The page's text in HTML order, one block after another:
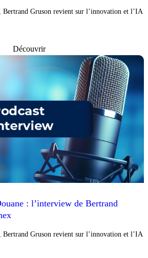
Gruson revient sur l’innovation et l’IA
Découvrir
: l’interview de Bertrand
Gruson revient sur l’innovation et l’IA